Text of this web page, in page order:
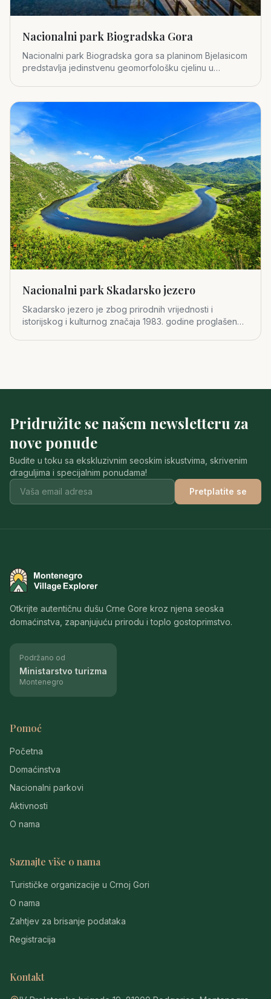
Nacionalni park Biogradska Gora
Nacionalni park Biogradska gora sa planinom Bjelasicom
predstavlja jedinstvenu geomorfološku cjelinu u
Nacionalni park Skadarsko jezero
Skadarsko jezero je zbog prirodnih vrijednosti i
istorijskog i kulturnog značaja 1983. godine proglašeno
Pridružite se našem newsletteru za
nove ponude
Budite u toku sa ekskluzivnim seoskim iskustvima, skrivenim
draguljima i specijalnim ponudama!
Pretplatite se
Montenegro Village Explorer
Otkrijte autentičnu dušu Crne Gore kroz njena seoska
domaćinstva, zapanjujuću prirodu i toplo gostoprimstvo.
Podržano od
Ministarstvo turizma
Montenegro
Pomoć
Početna
Domaćinstva
Nacionalni parkovi
Aktivnosti
O nama
Saznajte više o nama
Turističke organizacije u Crnoj Gori
O nama
Zahtjev za brisanje podataka
Registracija
Kontakt